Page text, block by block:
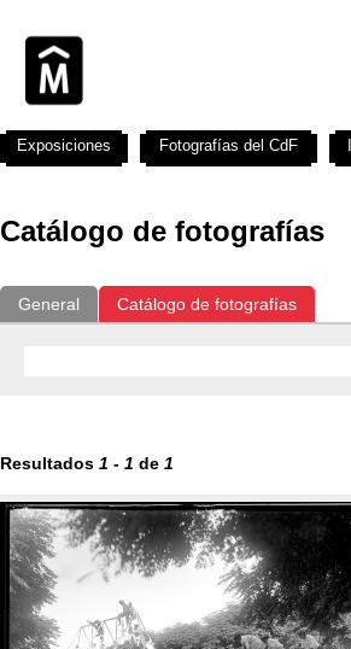
Catálogo de fotografías
General Catálogo de fotografías
Resultados 1 - 1 de 1
Exposiciones Fotografías del CdF